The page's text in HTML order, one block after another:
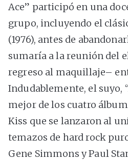
Ace” participó en una
grupo, incluyendo el
(1976), antes de
sumaría a la reunión del
regreso al maquillaje–
Indudablemente, el suyo,
mejor de los cuatro
Kiss que se lanzaron al
temazos de hard rock
Gene Simmons y Paul